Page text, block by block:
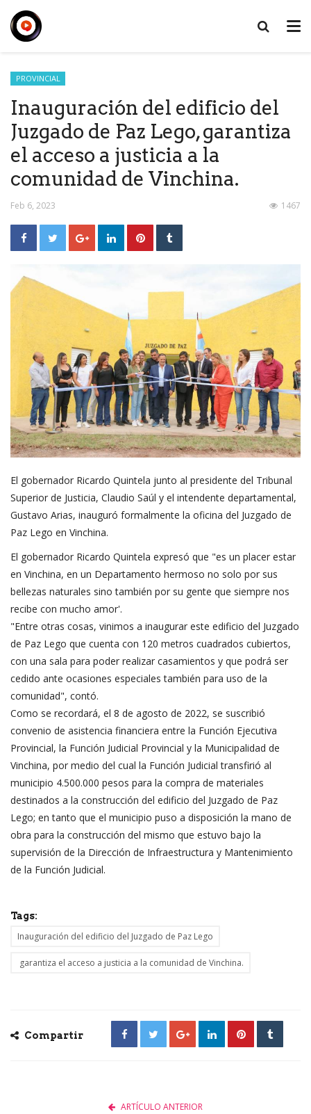
PROVINCIAL
Inauguración del edificio del
Juzgado de Paz Lego, garantiza
el acceso a justicia a la
comunidad de Vinchina.
Feb 6, 2023 1467
El gobernador Ricardo Quintela junto al presidente del Tribunal
Superior de Justicia, Claudio Saúl y el intendente departamental,
Gustavo Arias, inauguró formalmente la oficina del Juzgado de
Paz Lego en Vinchina.
El gobernador Ricardo Quintela expresó que "es un placer estar
en Vinchina, en un Departamento hermoso no solo por sus
bellezas naturales sino también por su gente que siempre nos
recibe con mucho amor'.
"Entre otras cosas, vinimos a inaugurar este edificio del Juzgado
de Paz Lego que cuenta con 120 metros cuadrados cubiertos,
con una sala para poder realizar casamientos y que podrá ser
cedido ante ocasiones especiales también para uso de la
comunidad", contó.
Como se recordará, el 8 de agosto de 2022, se suscribió
convenio de asistencia financiera entre la Función Ejecutiva
Provincial, la Función Judicial Provincial y la Municipalidad de
Vinchina, por medio del cual la Función Judicial transfirió al
municipio 4.500.000 pesos para la compra de materiales
destinados a la construcción del edificio del Juzgado de Paz
Lego; en tanto que el municipio puso a disposición la mano de
obra para la construcción del mismo que estuvo bajo la
supervisión de la Dirección de Infraestructura y Mantenimiento
de la Función Judicial.
Tags:
Inauguración del edificio del Juzgado de Paz Lego
garantiza el acceso a justicia a la comunidad de Vinchina.
Compartir
ARTÍCULO ANTERIOR